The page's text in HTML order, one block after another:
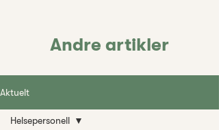
Andre artikler
Aktuelt
Helsepersonell